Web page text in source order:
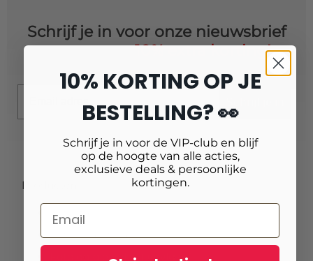
Schrijf je in voor onze nieuwsbrief
en ontvang10% extra korting!
Producten
Fotoafdrukken
Fotovergrotingen
Foto op plexiglas (acrylglas)
10% KORTING OP JE
BESTELLING? 👀
Schrijf je in voor de VIP-club en blijf
op de hoogte van alle acties,
exclusieve deals & persoonlijke
kortingen.